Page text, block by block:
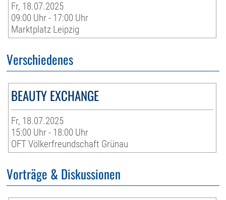
Fr, 18.07.2025
09:00 Uhr - 17:00 Uhr
Marktplatz Leipzig
Verschiedenes
BEAUTY EXCHANGE
Fr, 18.07.2025
15:00 Uhr - 18:00 Uhr
OFT Völkerfreundschaft Grünau
Vorträge & Diskussionen